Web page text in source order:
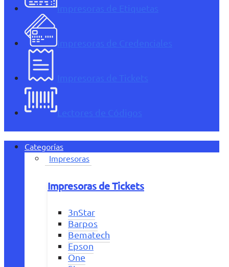
Impresoras de Etiquetas
Impresoras de Credenciales
Impresoras de Tickets
Lectores de Códigos
Categorías
Impresoras
Impresoras de Tickets
3nStar
Barpos
Bematech
Epson
One